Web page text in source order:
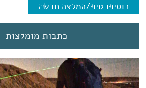
הוסיפו טיפ/המלצה חדשה
כתבות מומלצות